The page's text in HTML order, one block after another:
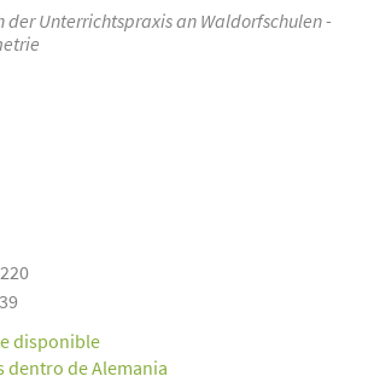
der Unterrichtspraxis an Waldorfschulen -
disponible
dentro de Alemania